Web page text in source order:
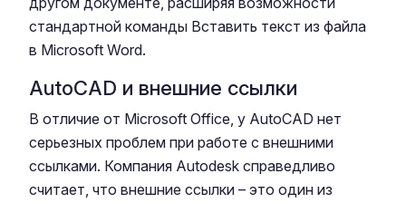
стандартной команды Вставить текст из файла
в Microsoft Word.
AutoCAD и внешние ссылки
В отличие от Microsoft Office, у AutoCAD нет
серьезных проблем при работе с внешними
ссылками. Компания Autodesk справедливо
считает, что внешние ссылки – это один из